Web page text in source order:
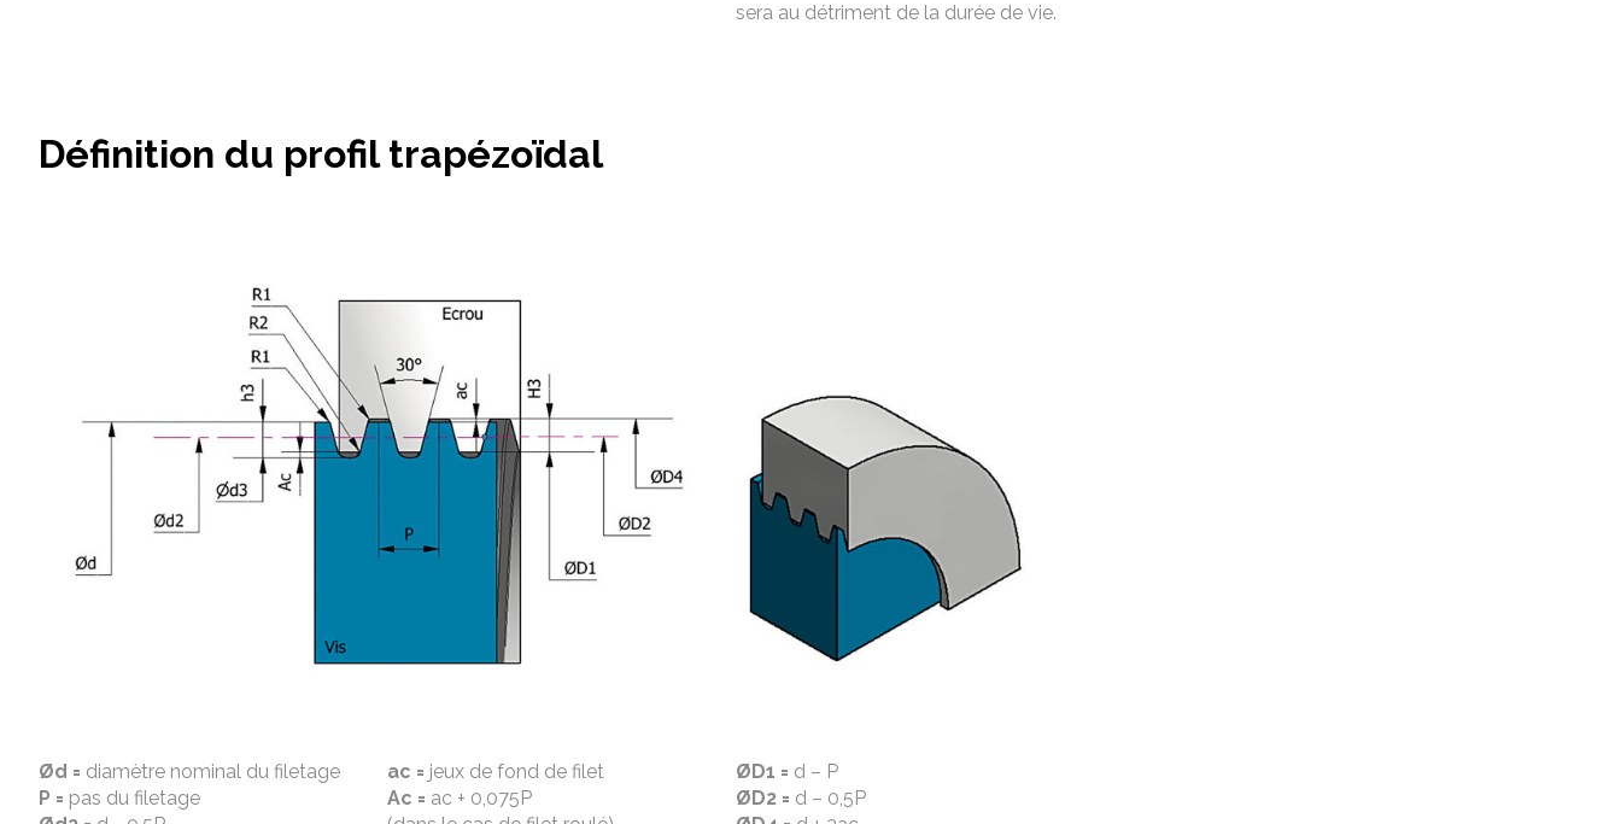
sera au détriment de la durée de vie.
Définition du profil trapézoïdal
Ød = diamètre nominal du filetage
P = pas du filetage
ac = jeux de fond de filet
Ac = ac + 0,075P
ØD1 = d – P
ØD2 = d – 0,5P